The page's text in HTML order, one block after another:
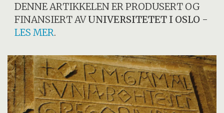
DENNE ARTIKKELEN ER PRODUSERT OG
FINANSIERT AVUNIVERSITETET I OSLO -
LES MER.